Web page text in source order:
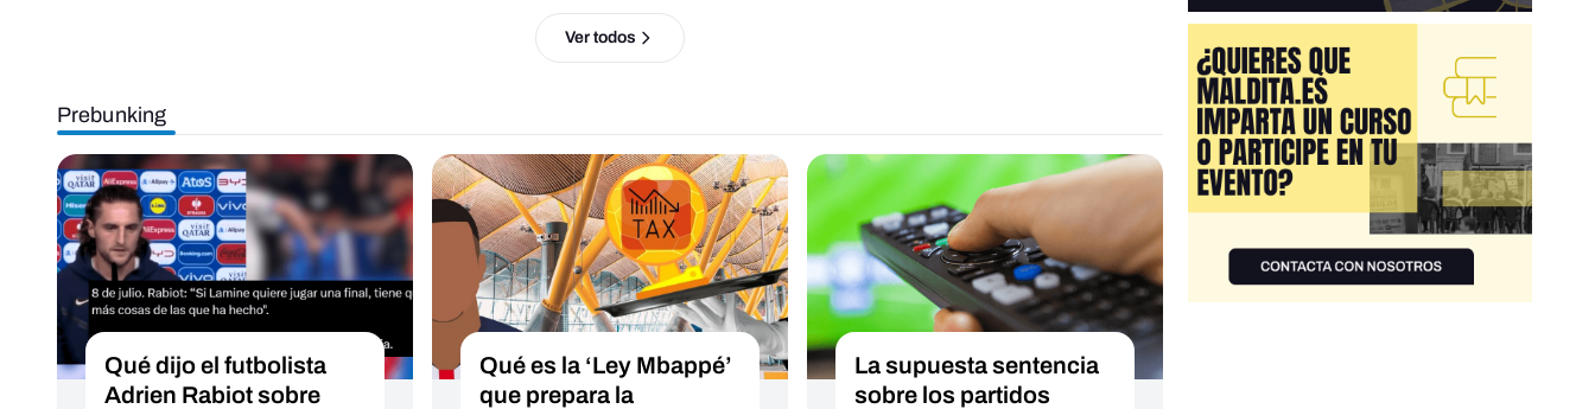
Ver todos
Prebunking
Qué dijo el futbolista
Adrien Rabiot sobre
Qué es la ‘Ley Mbappé’
que prepara la
La supuesta sentencia
sobre los partidos